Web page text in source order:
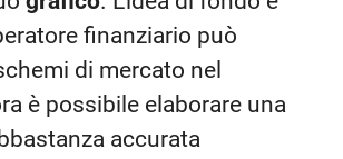
finanziario può
di mercato nel
è possibile elaborare una
accurata